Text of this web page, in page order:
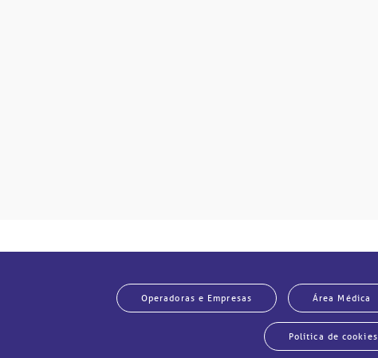
Operadoras e Empresas Área Médica
Política de cookies